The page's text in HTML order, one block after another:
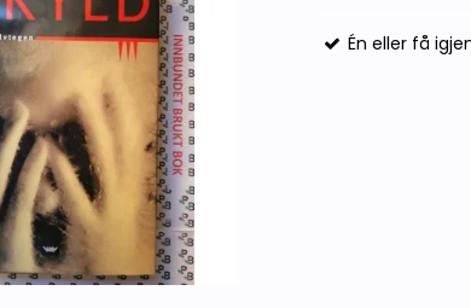
Én eller få